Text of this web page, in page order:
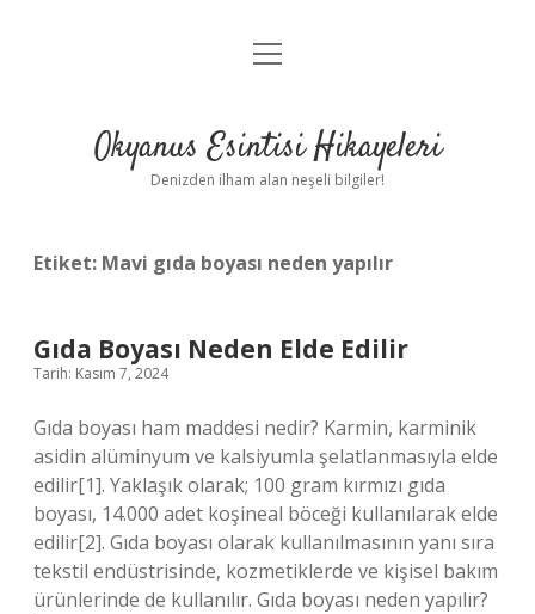
Anasayfa
Yasal Uyarı
menüyü
Okyanus Esintisi Hikayeleri
Denizden ilham alan neşeli bilgiler!
Etiket: Mavi gıda boyası neden yapılır
Gıda Boyası Neden Elde Edilir
Tarih: Kasım 7, 2024
Gıda boyası ham maddesi nedir? Karmin, karminik
asidin alüminyum ve kalsiyumla şelatlanmasıyla elde
edilir[1]. Yaklaşık olarak; 100 gram kırmızı gıda
boyası, 14.000 adet koşineal böceği kullanılarak elde
edilir[2]. Gıda boyası olarak kullanılmasının yanı sıra
tekstil endüstrisinde, kozmetiklerde ve kişisel bakım
ürünlerinde de kullanılır. Gıda boyası neden yapılır?